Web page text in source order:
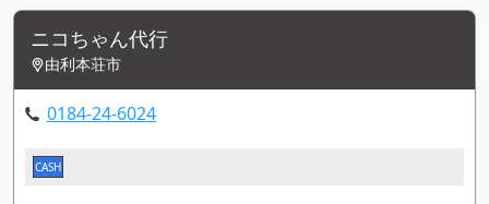
ニコちゃん代行
由利本荘市
0184-24-6024
CASH